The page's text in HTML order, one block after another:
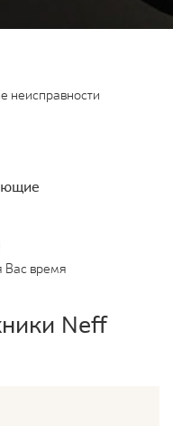
неисправности
Вас время
Neff